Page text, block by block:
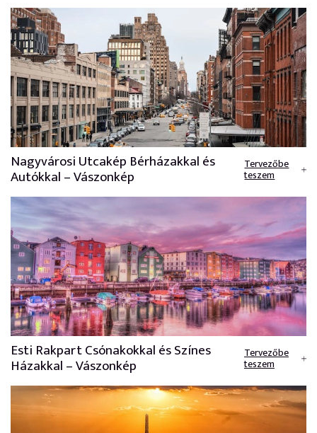
Nagyvárosi Utcakép Bérházakkal és
Autókkal – Vászonkép
Tervezőbe
teszem
Esti Rakpart Csónakokkal és Színes
Házakkal – Vászonkép
Tervezőbe
teszem